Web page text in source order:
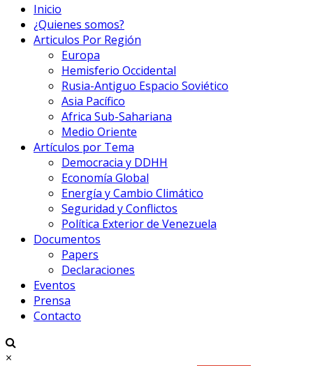
Inicio
¿Quienes somos?
Articulos Por Región
Europa
Hemisferio Occidental
Rusia-Antiguo Espacio Soviético
Asia Pacífico
Africa Sub-Sahariana
Medio Oriente
Artículos por Tema
Democracia y DDHH
Economía Global
Energía y Cambio Climático
Seguridad y Conflictos
Política Exterior de Venezuela
Documentos
Papers
Declaraciones
Eventos
Prensa
Contacto
×